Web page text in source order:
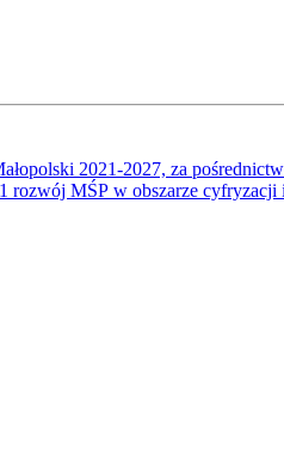
2021-2027, za
rozwój MŚP w obszarze